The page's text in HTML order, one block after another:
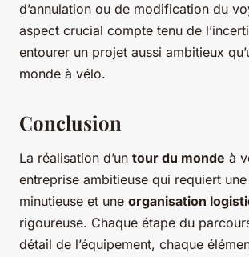
d’annulation ou de modification du
aspect crucial compte tenu de
entourer un projet aussi ambitieux
monde à vélo.
Conclusion
La réalisation d’un tour du monde à
entreprise ambitieuse qui requiert
minutieuse et une organisation
rigoureuse. Chaque étape du
détail de l’équipement, chaque